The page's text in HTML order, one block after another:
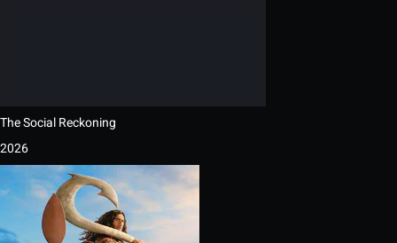
The Social Reckoning
2026